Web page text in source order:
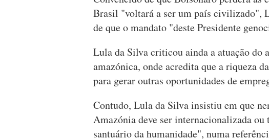
Brasil "voltará a ser um país civilizado",
de que o mandato "deste Presidente
Lula da Silva criticou ainda a atuação do
amazónica, onde acredita que a riqueza
para gerar outras oportunidades de
Contudo, Lula da Silva insistiu em que
Amazónia deve ser internacionalizada
santuário da humanidade", numa